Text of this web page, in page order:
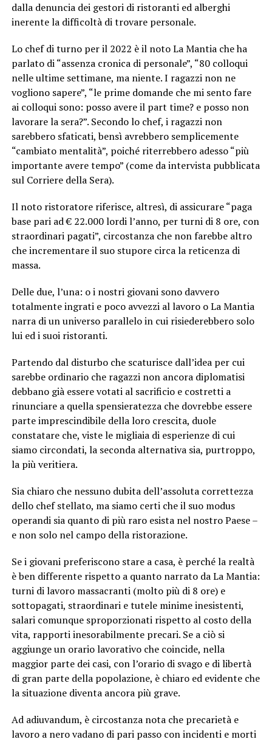
dalla denuncia dei gestori di ristoranti ed alberghi
inerente la difficoltà di trovare personale.
Lo chef di turno per il 2022 è il noto La Mantia che ha
parlato di “assenza cronica di personale”, “80 colloqui
nelle ultime settimane, ma niente. I ragazzi non ne
vogliono sapere”, “le prime domande che mi sento fare
ai colloqui sono: posso avere il part time? e posso non
lavorare la sera?”. Secondo lo chef, i ragazzi non
sarebbero sfaticati, bensì avrebbero semplicemente
“cambiato mentalità”, poiché riterrebbero adesso “più
importante avere tempo” (come da intervista pubblicata
sul Corriere della Sera).
Il noto ristoratore riferisce, altresì, di assicurare “paga
base pari ad € 22.000 lordi l’anno, per turni di 8 ore, con
straordinari pagati”, circostanza che non farebbe altro
che incrementare il suo stupore circa la reticenza di
massa.
Delle due, l’una: o i nostri giovani sono davvero
totalmente ingrati e poco avvezzi al lavoro o La Mantia
narra di un universo parallelo in cui risiederebbero solo
lui ed i suoi ristoranti.
Partendo dal disturbo che scaturisce dall’idea per cui
sarebbe ordinario che ragazzi non ancora diplomatisi
debbano già essere votati al sacrificio e costretti a
rinunciare a quella spensieratezza che dovrebbe essere
parte imprescindibile della loro crescita, duole
constatare che, viste le migliaia di esperienze di cui
siamo circondati, la seconda alternativa sia, purtroppo,
la più veritiera.
Sia chiaro che nessuno dubita dell’assoluta correttezza
dello chef stellato, ma siamo certi che il suo modus
operandi sia quanto di più raro esista nel nostro Paese –
e non solo nel campo della ristorazione.
Se i giovani preferiscono stare a casa, è perché la realtà
è ben differente rispetto a quanto narrato da La Mantia:
turni di lavoro massacranti (molto più di 8 ore) e
sottopagati, straordinari e tutele minime inesistenti,
salari comunque sproporzionati rispetto al costo della
vita, rapporti inesorabilmente precari. Se a ciò si
aggiunge un orario lavorativo che coincide, nella
maggior parte dei casi, con l’orario di svago e di libertà
di gran parte della popolazione, è chiaro ed evidente che
la situazione diventa ancora più grave.
Ad adiuvandum, è circostanza nota che precarietà e
lavoro a nero vadano di pari passo con incidenti e morti